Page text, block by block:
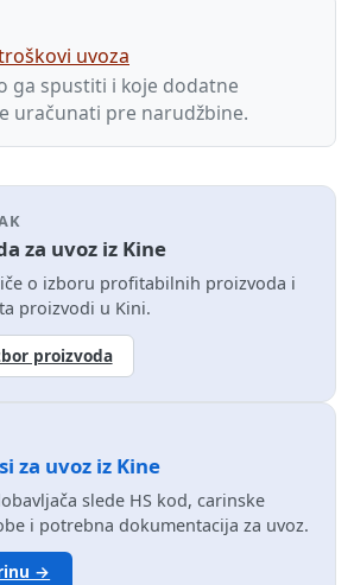
uvoza
ga spustiti i koje dodatne
uračunati pre narudžbine.
za uvoz iz Kine
o izboru profitabilnih proizvoda i
proizvodi u Kini.
proizvoda
za uvoz iz Kine
slede HS kod, carinske
i potrebna dokumentacija za uvoz.
→